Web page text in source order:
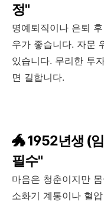
정"
명예퇴직이나 은퇴
우가 좋습니다. 자문
있습니다. 무리한 투
면 길합니다.
🐲 1952년생 (
필수"
마음은 청춘이지만
소화기 계통이나 혈